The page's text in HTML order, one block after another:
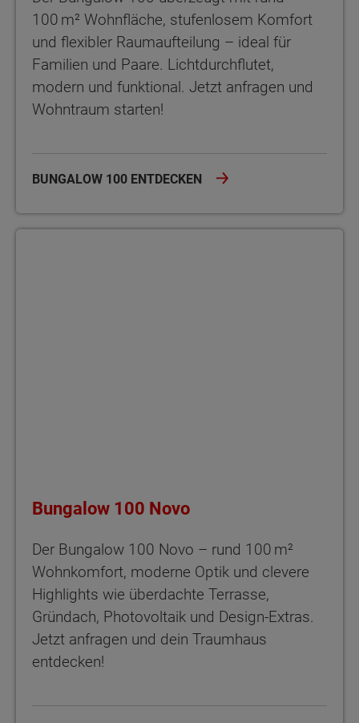
100 m² Wohnfläche, stufenlosem Komfort
und flexibler Raumaufteilung – ideal für
Familien und Paare. Lichtdurchflutet,
modern und funktional. Jetzt anfragen und
Wohntraum starten!
BUNGALOW 100 ENTDECKEN
Bungalow 100 Novo
Der Bungalow 100 Novo – rund 100 m²
Wohnkomfort, moderne Optik und clevere
Highlights wie überdachte Terrasse,
Gründach, Photovoltaik und Design-Extras.
Jetzt anfragen und dein Traumhaus
entdecken!